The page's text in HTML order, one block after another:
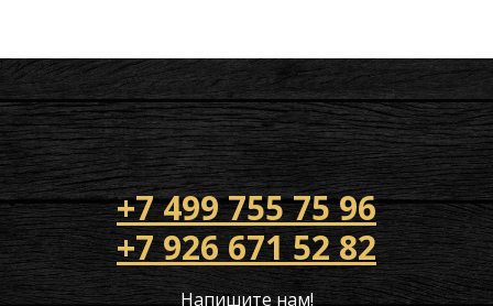
+7 499 755 75 96
+7 926 671 52 82
Напишите нам!